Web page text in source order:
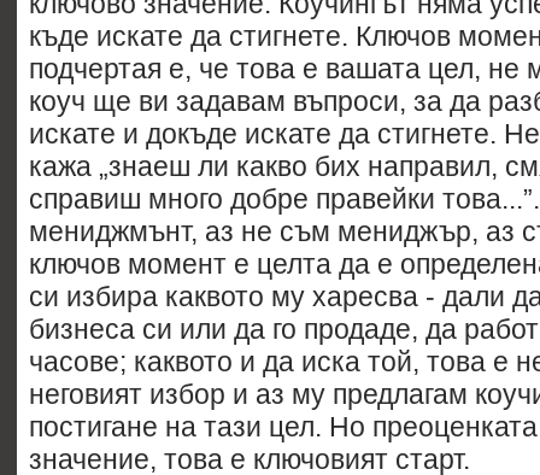
къде искате да стигнете. Ключов
подчертая е, че това е вашата цел, не
коуч ще ви задавам въпроси, за да
искате и докъде искате да стигнете.
кажа „знаеш ли какво бих направил,
справиш много добре правейки
мениджмънт, аз не съм мениджър, аз
ключов момент е целта да е
си избира каквото му харесва - дали
бизнеса си или да го продаде, да
часове; каквото и да иска той, това е
неговият избор и аз му предлагам
постигане на тази цел. Но
значение, това е ключовият старт.